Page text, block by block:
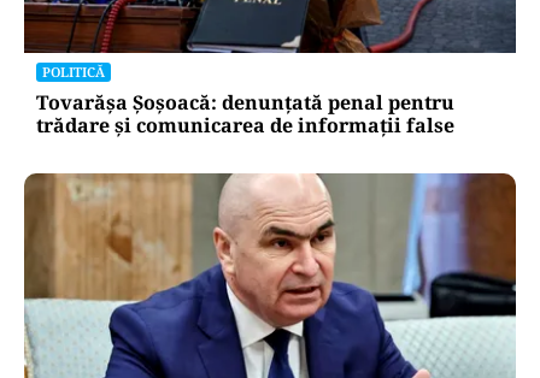
POLITICĂ
Tovarășa Șoșoacă: denunțată penal pentru
trădare și comunicarea de informații false